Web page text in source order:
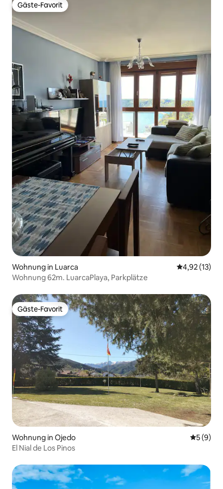
Gäste-Favorit
Gäste-Favorit
Wohnung in Luarca
4,92 (13)
Wohnung 62m. LuarcaPlaya, Parkplätze
Gäste-Favorit
Gäste-Favorit
Wohnung in Ojedo
5 (9)
El Nial de Los Pinos